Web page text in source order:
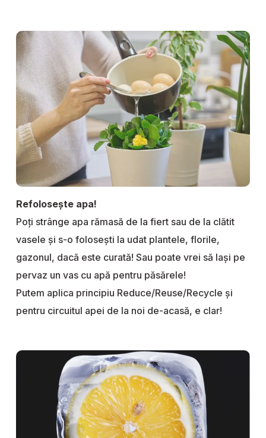
Refolosește apa!
Poți strânge apa rămasă de la fiert sau de la clătit
vasele și s-o folosești la udat plantele, florile,
gazonul, dacă este curată! Sau poate vrei să lași pe
pervaz un vas cu apă pentru păsărele!
Putem aplica principiu Reduce/Reuse/Recycle și
pentru circuitul apei de la noi de-acasă, e clar!